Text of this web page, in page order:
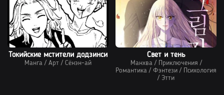
Токийские мстители додзинси
Манга / Арт / Сёнэн-ай
Свет и тень
Манхва/ Приключения /
Романтика / Фэнтези /
Психология
/ Этти